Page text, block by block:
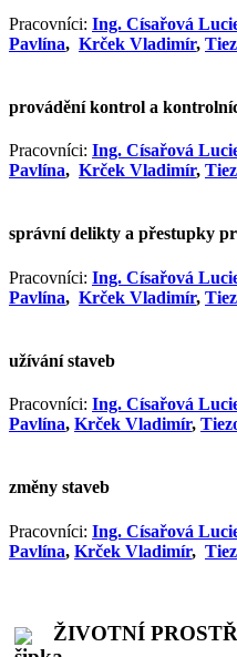
Pracovníci: Ing. Císařová
Pavlína, Krček Vladimír,
provádění kontrol a
Pracovníci: Ing. Císařová
Pavlína, Krček Vladimír,
správní delikty a přestupky
Pracovníci: Ing. Císařová
Pavlína, Krček Vladimír,
užívání staveb
Pracovníci: Ing. Císařová
Pavlína, Krček Vladimír,
změny staveb
Pracovníci: Ing. Císařová
Pavlína, Krček Vladimír,
ŽIVOTNÍ